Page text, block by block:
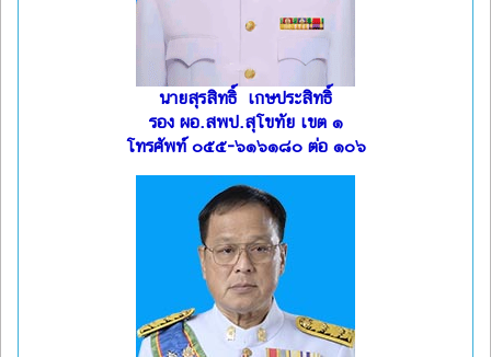
นายสุรสิทธิ์ เกษประสิทธิ์
รอง ผอ.สพป.สุโขทัย เขต ๑
โทรศัพท์ ๐๕๕-๖๑๖๑๘๐ ต่อ ๑๐๖